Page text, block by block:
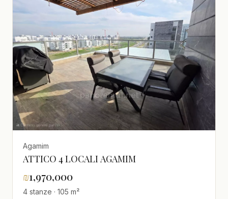
Agamim
ATTICO 4 LOCALI AGAMIM
₪1,970,000
4 stanze · 105 m²